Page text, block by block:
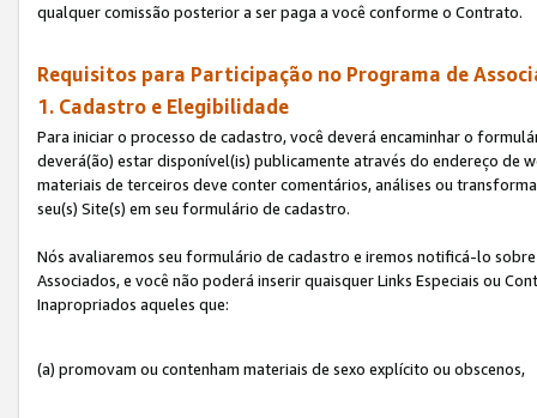
qualquer comissão posterior a ser paga a você conforme o Contrato.
Requisitos para Participação no Programa de
1. Cadastro e Elegibilidade
Para iniciar o processo de cadastro, você deverá encaminhar o
deverá(ão) estar disponível(is) publicamente através do endereço
materiais de terceiros deve conter comentários, análises ou
seu(s) Site(s) em seu formulário de cadastro.
Nós avaliaremos seu formulário de cadastro e iremos notificá-lo
Associados, e você não poderá inserir quaisquer Links Especiais ou
Inapropriados aqueles que:
(a) promovam ou contenham materiais de sexo explícito ou obscenos,